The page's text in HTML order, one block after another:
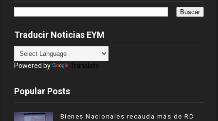
Traducir Noticias EYM
Powered by Translate
Popular Posts
Bienes Nacionales recauda más de RD